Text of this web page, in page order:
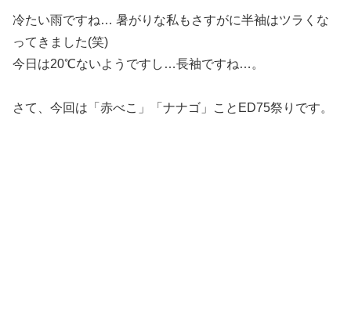
冷たい雨ですね… 暑がりな私もさすがに半袖はツラくな
ってきました(笑)
今日は20℃ないようですし…長袖ですね…。
さて、今回は「赤べこ」「ナナゴ」ことED75祭りです。